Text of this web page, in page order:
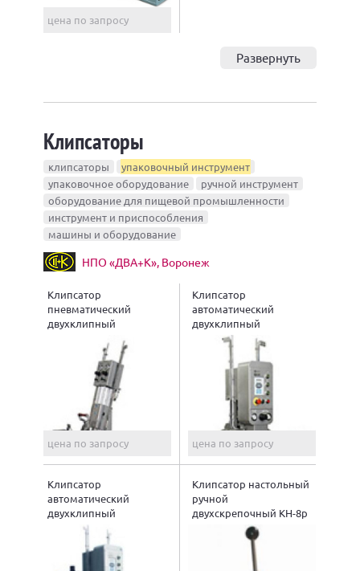
цена по запросу
Развернуть
Клипсаторы
клипсаторы
упаковочный инструмент
упаковочное оборудование
ручной инструмент
оборудование для пищевой промышленности
инструмент и приспособления
машины и оборудование
НПО «ДВА+К», Воронеж
Клипсатор
пневматический
двухклипный
напольный КН-22
цена по запросу
Клипсатор
автоматический
двухклипный
пневматический КН-31
цена по запросу
Клипсатор
автоматический
двухклипный
пневматический КН-32
Клипсатор настольный
ручной
двухскрепочный КН-8р